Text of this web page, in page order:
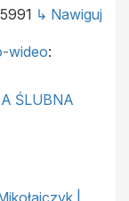
↳ Nawiguj
wideo:
ŚLUBNA
|